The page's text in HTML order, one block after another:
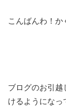
こんばんわ！か
ブログのお引越
けるようになっ